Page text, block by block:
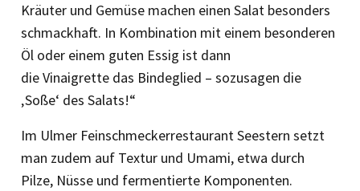
Kräuter und Gemüse machen einen Salat besonders
schmackhaft. In Kombination mit einem besonderen
Öl oder einem guten Essig ist dann
die Vinaigrette das Bindeglied – sozusagen die
‚Soße‘ des Salats!“
Im Ulmer Feinschmeckerrestaurant Seestern setzt
man zudem auf Textur und Umami, etwa durch
Pilze, Nüsse und fermentierte Komponenten.